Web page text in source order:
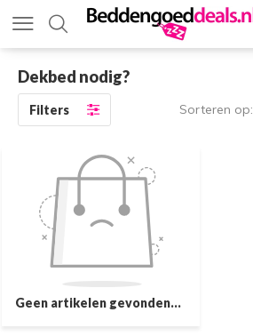
Dekbed nodig?
Filters Sorteren op:
Geen artikelen gevonden...